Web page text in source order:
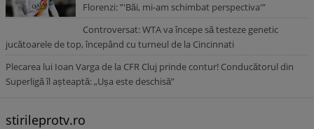
Florenzi: ”'Băi, mi-am schimbat perspectiva'”
Controversat: WTA va începe să testeze genetic
jucătoarele de top, începând cu turneul de la Cincinnati
Plecarea lui Ioan Varga de la CFR Cluj prinde contur! Conducătorul din
Superligă îl așteaptă: „Ușa este deschisă”
stirileprotv.ro